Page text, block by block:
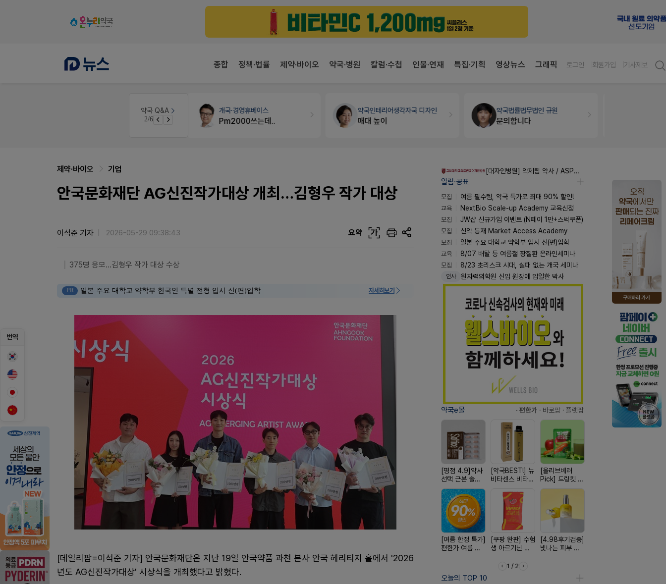
종합 정책·법률 제약·바이오 약국·병원 칼럼·수첩 인물·연재 특집·기획 영상뉴스 그래픽 로그인 회원가입 기사제보
약국 Q&A
3/6
약국인테리어생각자국 디자인
매대 높이
약국법률법무법인 규원
문의합니다
세무·노무팜텍스
번역
제약·바이오 기업
안국문화재단 AG신진작가대상 개최…김형우 작가 대상
이석준 기자 2026-05-29 09:38:43 요약 가
375명 응모…김형우 작가 대상 수상
PR 일본 주요 대학교 약학부 한국인 특별 전형 입시 신(편)입학 자세히보기
[데일리팜=이석준 기자] 안국문화재단은 지난 19일 안국약품 과천 본사 안국 헤리티지 홀에서 '2026
년도 AG신진작가대상' 시상식을 개최했다고 밝혔다.
[대자인병원] 약제팀 약사 / ASP팀 감염전문약사 모집
알림·공표
모집
여름 필수템, 약국 특가로 최대 90% 할인!
교육
NextBio Scale-up Academy 교육신청
모집
JW샵 신규가입 이벤트 (N페이 1만+스벅쿠폰)
모집
신약 등재 Market Access Academy
모집
일본 주요 대학교 약학부 입시 신(편)입학
교육
8/07 배탈 등 여름철 장질환 온라인세미나
모집
8/23 초리스크 시대, 실패 없는 개국 세미나
인사 원자력의학원 신임 원장에 임일한 박사
약국e몰 · 편한가 · 바로팜 · 플랫팜
[평점 4.9]약사
선택 근본 솔루
션, 솔티스
[약국BEST!] 뉴
비타센스 비타민
[올리브베러
Pick] 드링킷 건
강음료
[여름 한정 특가]
편한가 여름 쿨
[쿠팡 완판] 수험
생 아르기닌 에
[4.98후기검증]
빛나는 피부 오
1 / 2
오늘의 TOP 10